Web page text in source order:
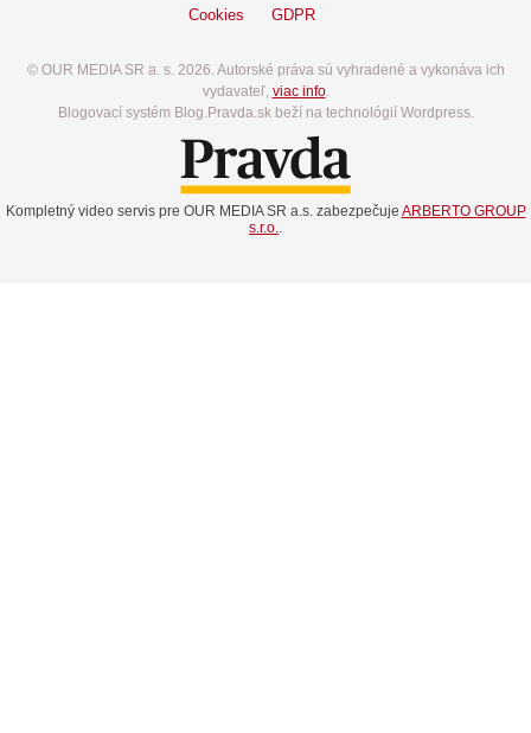
Cookies GDPR
© OUR MEDIA SR a. s. 2026. Autorské práva sú vyhradené a vykonáva ich
vydavateľ, viac info.
Blogovací systém Blog.Pravda.sk beží na technológií Wordpress.
Kompletný video servis pre OUR MEDIA SR a.s. zabezpečuje ARBERTO GROUP
s.r.o.